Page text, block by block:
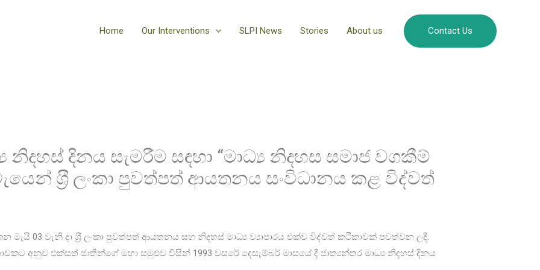
Home Our Interventions SLPI News Stories About us Contact Us
නිදහස් දිනය සැමරීම සඳහා “මාධ්‍ය නිදහස සමාජ වගකීම්
ශ‍්‍රී ලංකා පුවත්පත් ආයතනය සංවිධානය කළ විද්වත්
මැයි 03 වැනි දා ශ‍්‍රී ලංකා පුවත්පත් ආයතනය සහ නිදහස් මාධ්‍ය ව්‍යාපාරය එක්ව විද්වත් කථිකාවක් පවත්වන ලදී.
අනුව එක්සත් ජාතීන්ගේ මහා සමුළුව විසින් 1993 වසරේ දෙසැම්බර් මාසයේ දී ජාත්‍යන්තර මාධ්‍ය නිදහස් දිනය